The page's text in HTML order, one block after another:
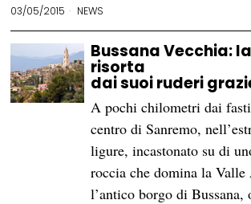
03/05/2015 NEWS
Bussana Vecchia:
risorta
dai suoi ruderi
A pochi chilometri dai
centro di Sanremo,
ligure, incastonato su di
roccia che domina la Valle
l’antico borgo di Bussana,